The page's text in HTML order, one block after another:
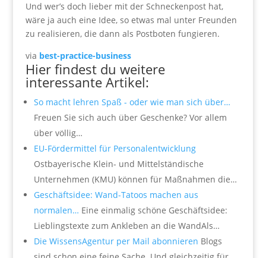
Und wer’s doch lieber mit der Schneckenpost hat,
wäre ja auch eine Idee, so etwas mal unter Freunden
zu realisieren, die dann als Postboten fungieren.
via best-practice-business
Hier findest du weitere
interessante Artikel:
So macht lehren Spaß - oder wie man sich über…
Freuen Sie sich auch über Geschenke? Vor allem
über völlig…
EU-Fördermittel für Personalentwicklung
Ostbayerische Klein- und Mittelständische
Unternehmen (KMU) können für Maßnahmen die…
Geschäftsidee: Wand-Tatoos machen aus
normalen… Eine einmalig schöne Geschäftsidee:
Lieblingstexte zum Ankleben an die WandAls…
Die WissensAgentur per Mail abonnieren Blogs